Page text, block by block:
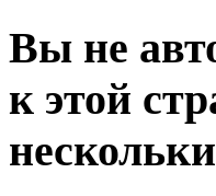
Вы не
к этой